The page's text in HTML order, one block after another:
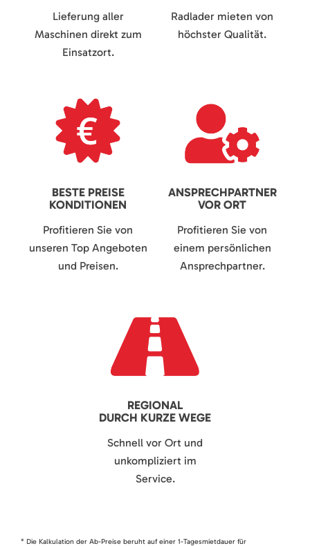
Lieferung aller
Maschinen direkt zum
Einsatzort.
Radlader mieten von
höchster Qualität.
BESTE PREISE
KONDITIONEN
Profitieren Sie von
unseren Top Angeboten
und Preisen.
ANSPRECHPARTNER
VOR ORT
Profitieren Sie von
einem persönlichen
Ansprechpartner.
REGIONAL
DURCH KURZE WEGE
Schnell vor Ort und
unkompliziert im
Service.
* Die Kalkulation der Ab-Preise beruht auf einer 1-Tagesmietdauer für